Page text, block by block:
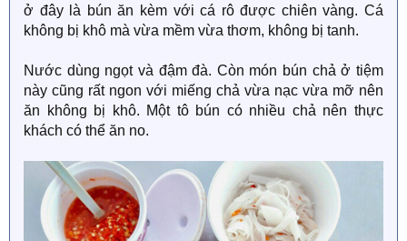
ở đây là bún ăn kèm với cá rô được chiên vàng. Cá
không bị khô mà vừa mềm vừa thơm, không bị tanh.
Nước dùng ngọt và đậm đà. Còn món bún chả ở tiệm
này cũng rất ngon với miếng chả vừa nạc vừa mỡ nên
ăn không bị khô. Một tô bún có nhiều chả nên thực
khách có thể ăn no.